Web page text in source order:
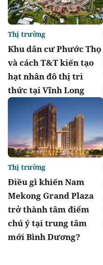
Khu dân cư Phước Thọ
và cách T&T kiến tạo
hạt nhân đô thị tri
thức tại Vĩnh Long
Thị trường
Điều gì khiến Nam
Mekong Grand Plaza
trở thành tâm điểm
chú ý tại trung tâm
mới Bình Dương?
Thị trường